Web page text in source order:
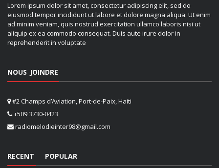
Lorem ipsum dolor sit amet, consectetur adipiscing elit, sed do
eiusmod tempor incididunt ut labore et dolore magna aliqua. Ut enim
ad minim veniam, quis nostrud exercitation ullamco laboris nisi ut
aliquip ex ea commodo consequat. Duis aute irure dolor in
reprehenderit in voluptate
NOUS JOINDRE
#2 Champs d’Aviation, Port-de-Paix, Haiti
+509 3730-0423
radiomelodieinter98@gmail.com
RECENT POPULAR